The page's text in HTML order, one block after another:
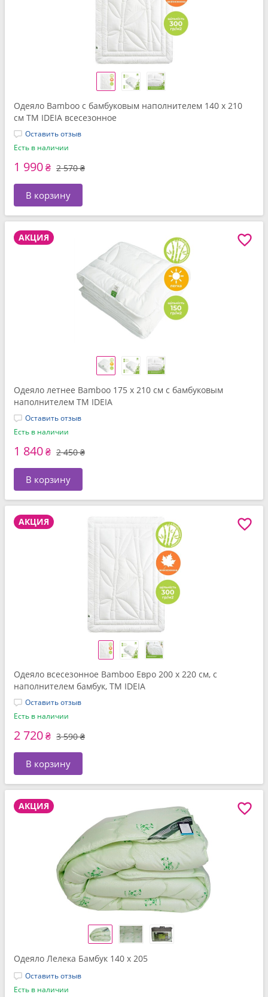
Одеяло Bamboo с бамбуковым наполнителем 140 x 210
см TM IDEIA всесезонное
Оставить отзыв
Есть в наличии
1 990₴ 2 570 ₴
В корзину
АКЦИЯ
Одеяло летнее Bamboo 175 x 210 см с бамбуковым
наполнителем TM IDEIA
Оставить отзыв
Есть в наличии
1 840₴ 2 450 ₴
В корзину
АКЦИЯ
Одеяло всесезонное Bamboo Евро 200 x 220 см, с
наполнителем бамбук, TM IDEIA
Оставить отзыв
Есть в наличии
2 720₴ 3 590 ₴
В корзину
АКЦИЯ
Одеяло Лелека Бамбук 140 x 205
Оставить отзыв
Есть в наличии